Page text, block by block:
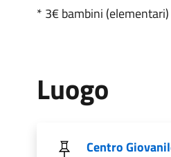
* 3€ bambini (elementari)
Luogo
Centro